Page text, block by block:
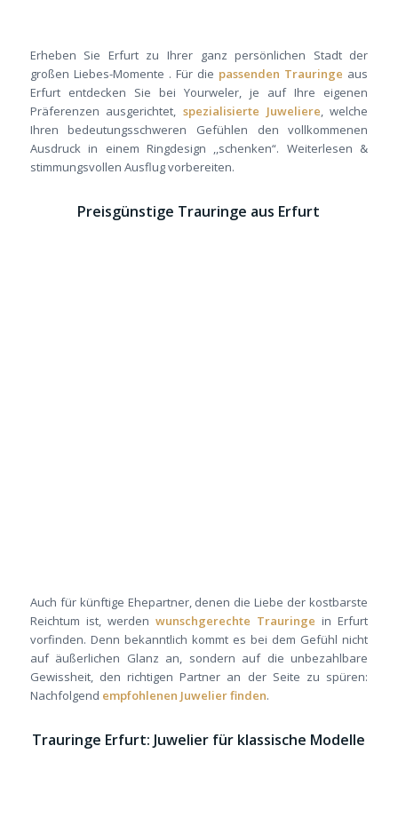
Erheben Sie Erfurt zu Ihrer ganz persönlichen Stadt der
großen Liebes-Momente . Für die passenden Trauringe aus
Erfurt entdecken Sie bei Yourweler, je auf Ihre eigenen
Präferenzen ausgerichtet, spezialisierte Juweliere, welche
Ihren bedeutungsschweren Gefühlen den vollkommenen
Ausdruck in einem Ringdesign ,,schenken“. Weiterlesen &
stimmungsvollen Ausflug vorbereiten.
Preisgünstige Trauringe aus Erfurt
Auch für künftige Ehepartner, denen die Liebe der kostbarste
Reichtum ist, werden wunschgerechte Trauringe in Erfurt
vorfinden. Denn bekanntlich kommt es bei dem Gefühl nicht
auf äußerlichen Glanz an, sondern auf die unbezahlbare
Gewissheit, den richtigen Partner an der Seite zu spüren:
Nachfolgend empfohlenen Juwelier finden.
Trauringe Erfurt: Juwelier für klassische Modelle